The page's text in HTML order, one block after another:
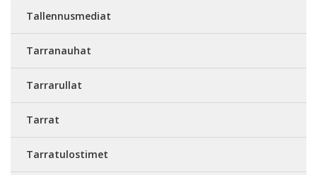
Tallennusmediat
Tarranauhat
Tarrarullat
Tarrat
Tarratulostimet